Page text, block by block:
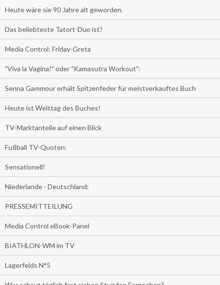
Heute wäre sie 90 Jahre alt geworden.
Das beliebteste Tatort-Duo ist?
Media Control: Friday-Greta
"Viva la Vagina!" oder "Kamasutra Workout":
Senna Gammour erhält Spitzenfeder für meistverkauftes Buch
Heute ist Welttag des Buches!
TV-Marktanteile auf einen Blick
Fußball TV-Quoten:
Sensationell!
Niederlande - Deutschland:
PRESSEMITTEILUNG
Media Control eBook-Panel
BIATHLON-WM im TV
Lagerfelds N°5